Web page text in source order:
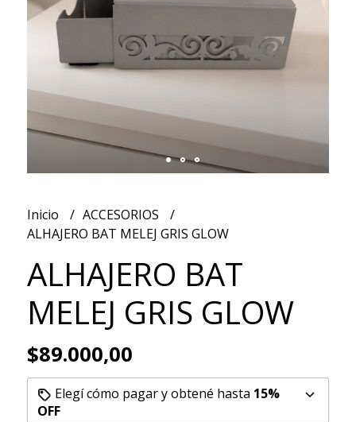
Inicio
ACCESORIOS
ALHAJERO BAT MELEJ GRIS GLOW
ALHAJERO BAT
MELEJ GRIS GLOW
$89.000,00
Elegí cómo pagar y obtené hasta 15%
OFF